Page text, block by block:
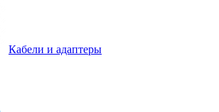
Кабели и адаптеры